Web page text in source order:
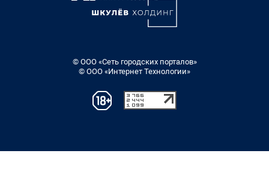
© ООО «Сеть городских порталов»
© ООО «Интернет Технологии»